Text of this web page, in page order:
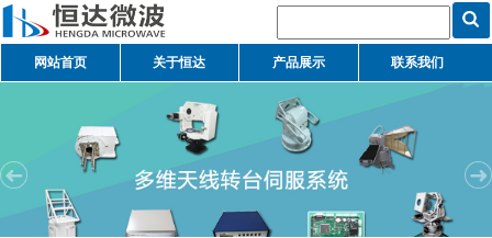
网站首页 关于恒达 产品展示 联系我们